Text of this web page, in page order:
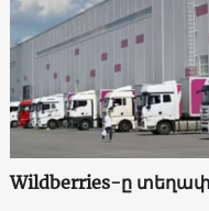
Wildberries-ը